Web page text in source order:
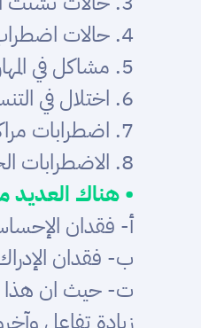
4. حالات اضطراب التوازن (الخاصة بجهاز التوازن).
5. مشاكل في المهارات الاكاديمية والفنية.
6. اختلال في التنسيق الثنائي.
7. اضطرابات مراكز الجاذبية.
8. الاضطرابات الحركية والاضطرابات المصاحبة لها.
• هناك العديد
أ‌- فقدان
ب‌- فقدان
ت‌- حيث ان هذا